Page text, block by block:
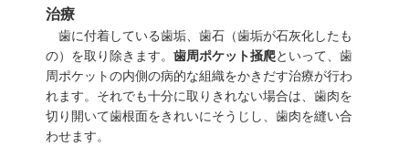
治療
歯に付着している歯垢、歯石（歯垢が石灰化したも
の）を取り除きます。 歯周ポケット掻爬といって、歯
周ポケットの内側の病的な組織をかきだす治療が行わ
れます。それでも十分に取りきれない場合は、歯肉を
切り開いて歯根面をきれいにそうじし、歯肉を縫い合
わせます。